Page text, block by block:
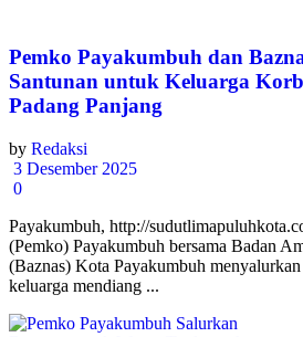
Pemko Payakumbuh dan
Santunan untuk Keluarga
Padang Panjang
by Redaksi
3 Desember 2025
0
Payakumbuh, http://
(Pemko) Payakumbuh bersama Badan
(Baznas) Kota Payakumbuh menyalurkan
keluarga mendiang ...